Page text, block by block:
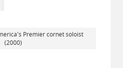
Premier cornet soloist
(2000)